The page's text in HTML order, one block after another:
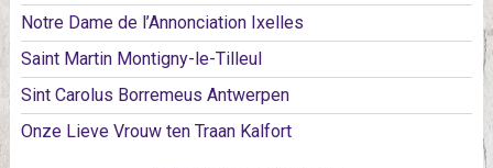
Notre Dame de l’Annonciation Ixelles
Saint Martin Montigny-le-Tilleul
Sint Carolus Borremeus Antwerpen
Onze Lieve Vrouw ten Traan Kalfort